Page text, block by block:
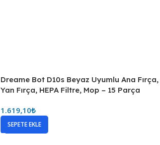
Dreame Bot D10s Beyaz Uyumlu Ana Fırça,
Yan Fırça, HEPA Filtre, Mop – 15 Parça
1.619,10₺
SEPETE EKLE